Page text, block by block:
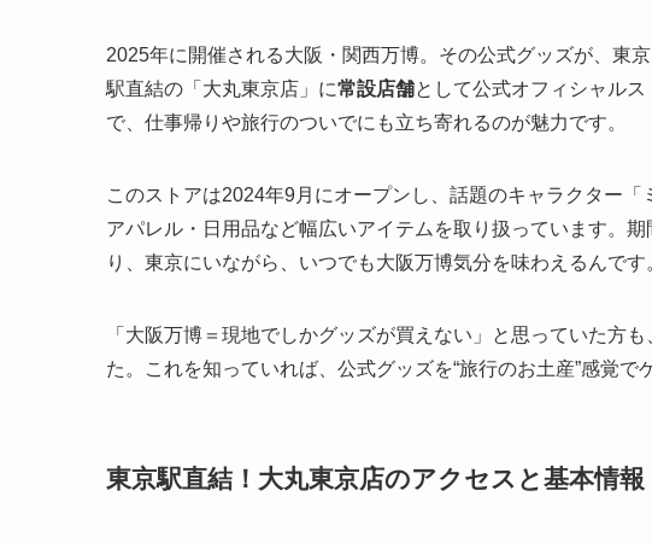
2025年に開催される大阪・関西万博。その公式グッズが、東
駅直結の「大丸東京店」に常設店舗として公式オフィシャル
で、仕事帰りや旅行のついでにも立ち寄れるのが魅力です。
このストアは2024年9月にオープンし、話題のキャラクター
アパレル・日用品など幅広いアイテムを取り扱っています。期
り、東京にいながら、いつでも大阪万博気分を味わえるんです
「大阪万博＝現地でしかグッズが買えない」と思っていた方
た。これを知っていれば、公式グッズを“旅行のお土産”感覚で
東京駅直結！大丸東京店のアクセスと基本情報